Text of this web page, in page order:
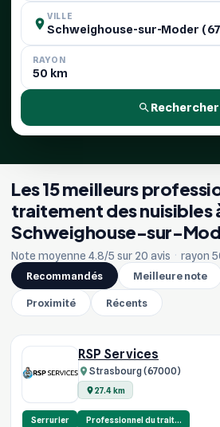
VILLE
RAYON
Rechercher
Les 15 meilleurs
traitement des nuisibles
Schweighouse-sur-
Note moyenne 4.8/5 sur 20 avis · rayon
Recommandés
Meilleure note
Proximité Récents
RSP Services
Strasbourg (67000)
27.4 km
Serrurier Professionnel du trait…